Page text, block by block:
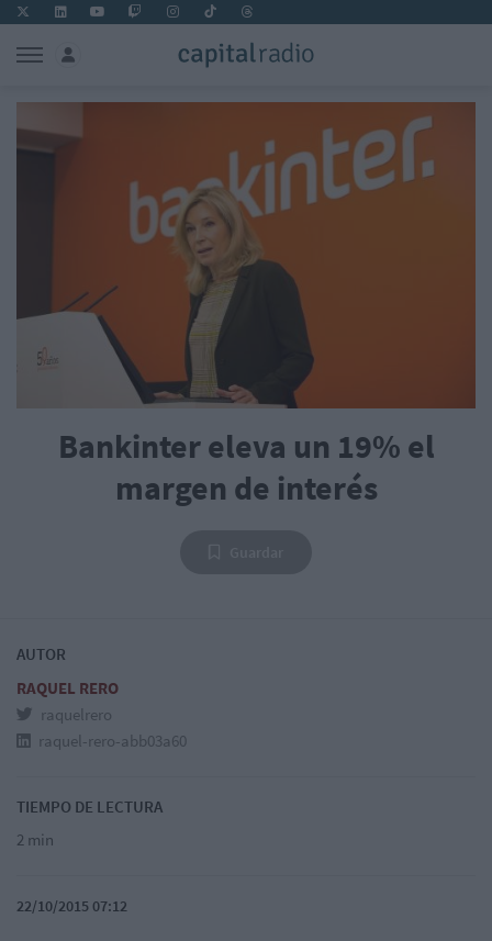
Bankinter eleva un 19% el
margen de interés
AUTOR
RAQUEL RERO
raquelrero
raquel-rero-abb03a60
TIEMPO DE LECTURA
2 min
22/10/2015 07:12